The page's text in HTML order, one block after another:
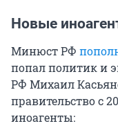
Новые
Минюст РФ
попал политик и
РФ Михаил
правительство с
иноагенты: